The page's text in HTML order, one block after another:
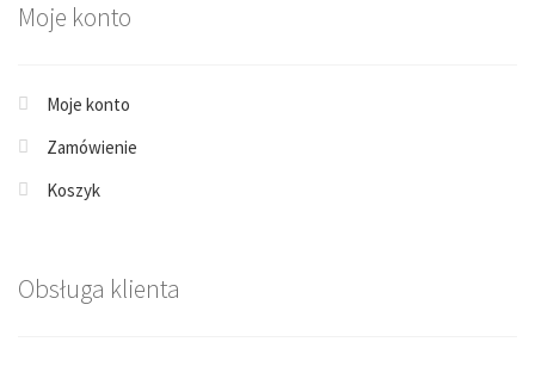
Moje konto
Moje konto
Zamówienie
Koszyk
Obsługa klienta